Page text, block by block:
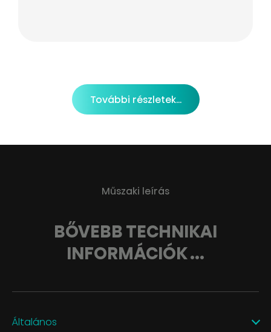
További részletek...
Műszaki leírás
BŐVEBB TECHNIKAI
INFORMÁCIÓK ...
Általános